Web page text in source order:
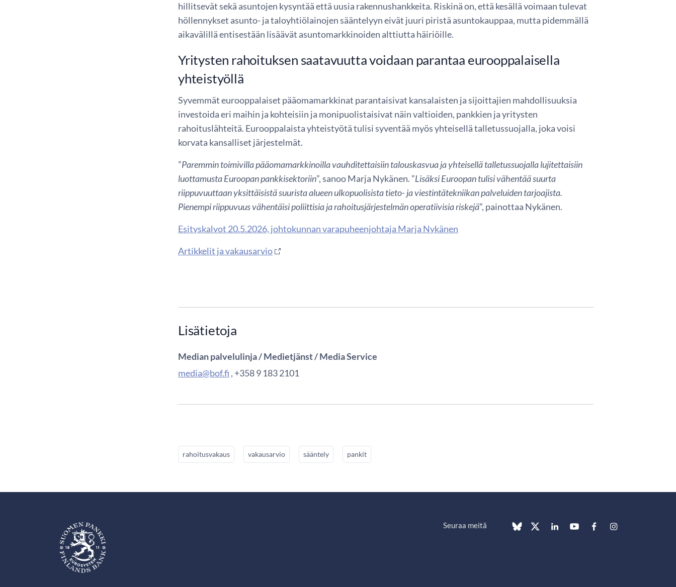
hillitsevät sekä asuntojen kysyntää että uusia rakennushankkeita. Riskinä on, että kesällä voimaan tulevat
höllennykset asunto- ja taloyhtiölainojen sääntelyyn eivät juuri piristä asuntokauppaa, mutta pidemmällä
aikavälillä entisestään lisäävät asuntomarkkinoiden alttiutta häiriöille.
Yritysten rahoituksen saatavuutta voidaan parantaa eurooppalaisella
yhteistyöllä
Syvemmät eurooppalaiset pääomamarkkinat parantaisivat kansalaisten ja sijoittajien mahdollisuuksia
investoida eri maihin ja kohteisiin ja monipuolistaisivat näin valtioiden, pankkien ja yritysten
rahoituslähteitä. Eurooppalaista yhteistyötä tulisi syventää myös yhteisellä talletussuojalla, joka voisi
korvata kansalliset järjestelmät.
”Paremmin toimivilla pääomamarkkinoilla vauhditettaisiin talouskasvua ja yhteisellä talletussuojalla lujitettaisiin
luottamusta Euroopan pankkisektoriin”, sanoo Marja Nykänen. ”LisäksiEuroopan tulisi vähentää suurta
riippuvuuttaan yksittäisistä suurista alueen ulkopuolisista tieto- ja viestintätekniikan palveluiden tarjoajista.
Pienempi riippuvuus vähentäisi poliittisia ja rahoitusjärjestelmän operatiivisia riskejä”, painottaa Nykänen.
Esityskalvot 20.5.2026, johtokunnan varapuheenjohtaja Marja Nykänen
Artikkelit ja vakausarvio
Lisätietoja
Median palvelulinja / Medietjänst / Media Service
media@bof.fi , +358 9 183 2101
rahoitusvakaus vakausarvio sääntely pankit
Seuraa meitä